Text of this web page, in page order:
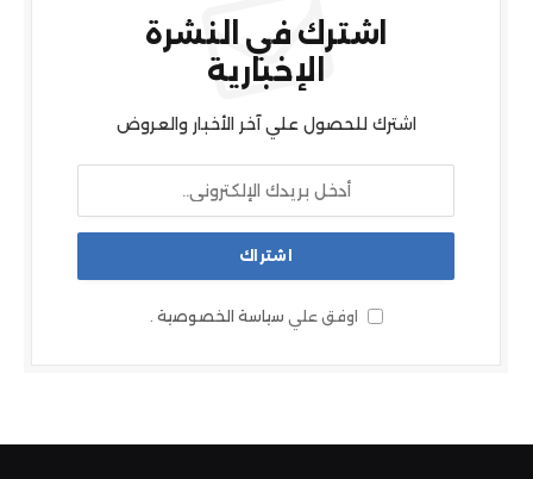
اشترك في النشرة
الإخبارية
اشترك للحصول علي آخر الأخبار والعروض
اوفق علي سياسة الخصوصية .